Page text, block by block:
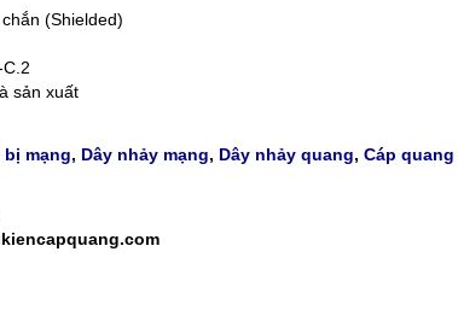
(Shielded)
sản xuất
bị mạng, Dây nhảy mạng, Dây nhảy quang, Cáp quang